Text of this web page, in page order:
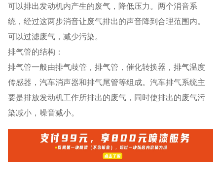
可以排出发动机内产生的废气，降低压力。两个消音系
统，经过这两步消音让废气排出的声音降到合理范围内。
可以过滤废气，减少污染。
排气管的结构：
排气管一般由排气歧管，排气管，催化转换器，排气温度
传感器，汽车消声器和排气尾管等组成。汽车排气系统主
要是排放发动机工作所排出的废气，同时使排出的废气污
染减小，噪音减小。